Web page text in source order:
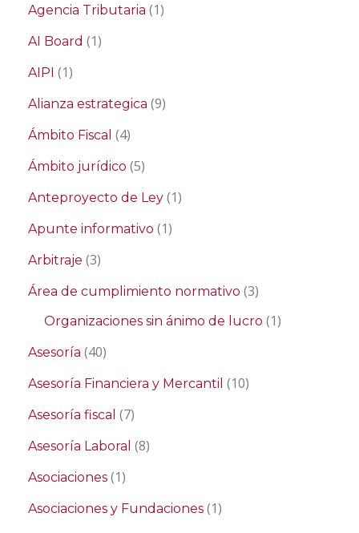
Agencia Tributaria (1)
AI Board (1)
AIPI (1)
Alianza estrategica (9)
Ámbito Fiscal (4)
Ámbito jurídico (5)
Anteproyecto de Ley (1)
Apunte informativo (1)
Arbitraje (3)
Área de cumplimiento normativo (3)
Organizaciones sin ánimo de lucro (1)
Asesoría (40)
Asesoría Financiera y Mercantil (10)
Asesoría fiscal (7)
Asesoría Laboral (8)
Asociaciones (1)
Asociaciones y Fundaciones (1)